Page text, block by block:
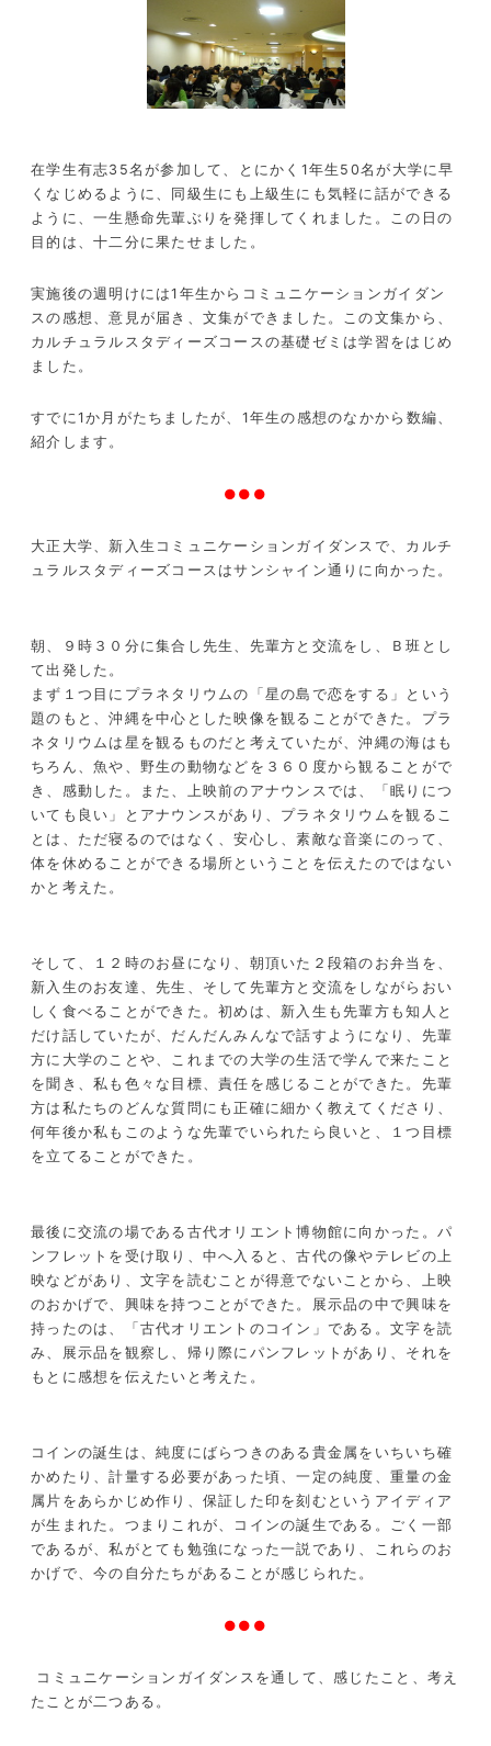
在学生有志35名が参加して、とにかく1年生50名が大学に早
くなじめるように、同級生にも上級生にも気軽に話ができる
ように、一生懸命先輩ぶりを発揮してくれました。この日の
目的は、十二分に果たせました。
実施後の週明けには1年生からコミュニケーションガイダン
スの感想、意見が届き、文集ができました。この文集から、
カルチュラルスタディーズコースの基礎ゼミは学習をはじめ
ました。
すでに1か月がたちましたが、1年生の感想のなかから数編、
紹介します。
●●●
大正大学、新入生コミュニケーションガイダンスで、カルチ
ュラルスタディーズコースはサンシャイン通りに向かった。
朝、９時３０分に集合し先生、先輩方と交流をし、Ｂ班とし
て出発した。
まず１つ目にプラネタリウムの「星の島で恋をする」という
題のもと、沖縄を中心とした映像を観ることができた。プラ
ネタリウムは星を観るものだと考えていたが、沖縄の海はも
ちろん、魚や、野生の動物などを３６０度から観ることがで
き、感動した。また、上映前のアナウンスでは、「眠りにつ
いても良い」とアナウンスがあり、プラネタリウムを観るこ
とは、ただ寝るのではなく、安心し、素敵な音楽にのって、
体を休めることができる場所ということを伝えたのではない
かと考えた。
そして、１２時のお昼になり、朝頂いた２段箱のお弁当を、
新入生のお友達、先生、そして先輩方と交流をしながらおい
しく食べることができた。初めは、新入生も先輩方も知人と
だけ話していたが、だんだんみんなで話すようになり、先輩
方に大学のことや、これまでの大学の生活で学んで来たこと
を聞き、私も色々な目標、責任を感じることができた。先輩
方は私たちのどんな質問にも正確に細かく教えてくださり、
何年後か私もこのような先輩でいられたら良いと、１つ目標
を立てることができた。
最後に交流の場である古代オリエント博物館に向かった。パ
ンフレットを受け取り、中へ入ると、古代の像やテレビの上
映などがあり、文字を読むことが得意でないことから、上映
のおかげで、興味を持つことができた。展示品の中で興味を
持ったのは、「古代オリエントのコイン」である。文字を読
み、展示品を観察し、帰り際にパンフレットがあり、それを
もとに感想を伝えたいと考えた。
コインの誕生は、純度にばらつきのある貴金属をいちいち確
かめたり、計量する必要があった頃、一定の純度、重量の金
属片をあらかじめ作り、保証した印を刻むというアイディア
が生まれた。つまりこれが、コインの誕生である。ごく一部
であるが、私がとても勉強になった一説であり、これらのお
かげで、今の自分たちがあることが感じられた。
●●●
コミュニケーションガイダンスを通して、感じたこと、考え
たことが二つある。